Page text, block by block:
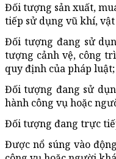
Đối tượng sản xuất,
tiếp sử dụng vũ khí,
Đối tượng đang sử
tượng cảnh vệ, công
quy định của pháp luật;
Đối tượng đang sử
hành công vụ hoặc
Đối tượng đang trực
Được nổ súng vào